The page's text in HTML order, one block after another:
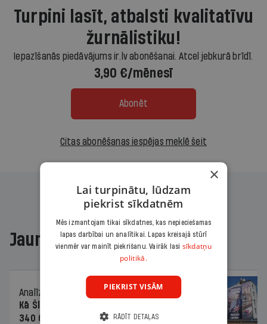
Turpini lasīt, atbalsti kvalitatīvu
žurnālistiku!
Iepazīšanās piedāvājums ir.lv abonēšanai. Atcel jebkurā brīdī.
3,90 €/mēnesī
Abonēt
Citas abonēšanas iespējas meklē šeit
Jaunākajā žurnālā
Analīze
06.08.2026.
Kā Šlesera partija palika nesodīta par
340 000 vērtu reklāmas kampaņu
×
Lai turpinātu, lūdzam
piekrist sīkdatnēm
Mēs izmantojam tikai sīkdatnes, kas nepieciešamas
lapas darbībai un analītikai. Lapas kreisajā stūrī
vienmēr var mainīt piekrišanu. Vairāk lasi sīkdatņu
politikā.
PIEKRIST VISĀM
RĀDĪT DETAĻAS